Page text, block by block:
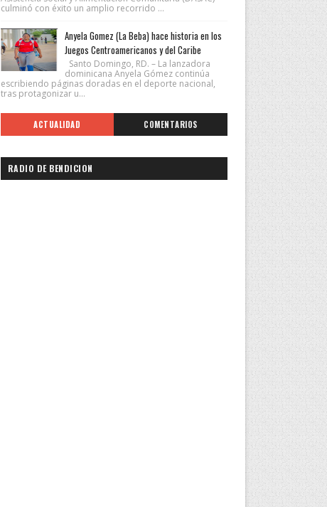
culminó con éxito un amplio recorrido ...
Anyela Gomez (La Beba) hace historia en los
Juegos Centroamericanos y del Caribe
Santo Domingo, RD. – La lanzadora
dominicana Anyela Gómez continúa
escribiendo páginas doradas en el deporte nacional,
tras protagonizar u...
ACTUALIDAD COMENTARIOS
RADIO DE BENDICION